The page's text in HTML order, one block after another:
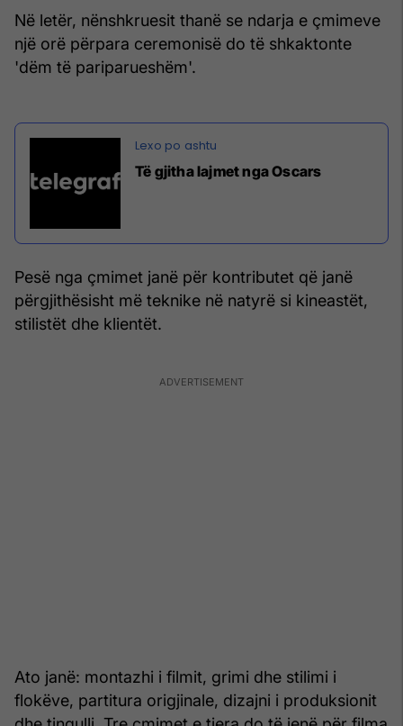
Në letër, nënshkruesit thanë se ndarja e çmimeve
një orë përpara ceremonisë do të shkaktonte
'dëm të pariparueshëm'.
Të gjitha lajmet nga Oscars
Pesë nga çmimet janë për kontributet që janë
përgjithësisht më teknike në natyrë si kineastët,
stilistët dhe klientët.
Ato janë: montazhi i filmit, grimi dhe stilimi i
flokëve, partitura origjinale, dizajni i produksionit